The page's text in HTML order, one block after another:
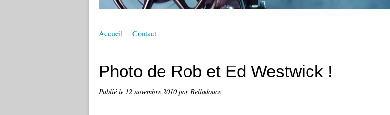
Accueil Contact
Photo de Rob et Ed Westwick !
Publié le 12 novembre 2010par Belladouce